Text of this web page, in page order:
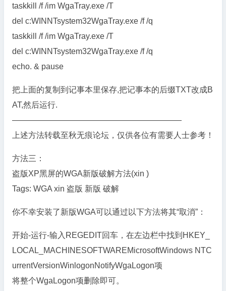
taskkill /f /im WgaTray.exe /T
del c:WINNTsystem32WgaTray.exe /f /q
taskkill /f /im WgaTray.exe /T
del c:WINNTsystem32WgaTray.exe /f /q
echo. & pause
把上面的复制到记事本里保存,把记事本的后缀TXT改成B
AT,然后运行.
—————————————————————
上述方法转载至秋无痕论坛，仅供各位有需要人士参考！
方法三：
盗版XP黑屏的WGA新版破解方法(xin )
Tags: WGA xin 盗版 新版 破解
你不幸安装了新版WGA可以通过以下方法将其“取消”：
开始-运行-输入REGEDIT回车，在左边栏中找到HKEY_
LOCAL_MACHINESOFTWAREMicrosoftWindows NTC
urrentVersionWinlogonNotifyWgaLogon项
将整个WgaLogon项删除即可。